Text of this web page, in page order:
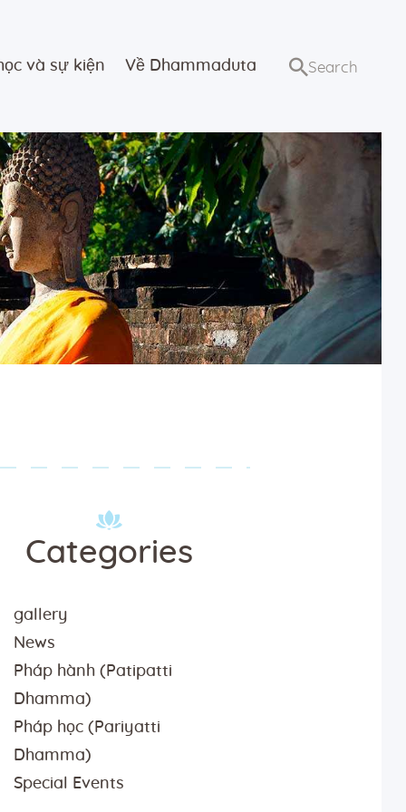
và sự kiện Về Dhammaduta
Categories
gallery
News
Pháp hành (Patipatti
Dhamma)
Pháp học (Pariyatti
Dhamma)
Special Events